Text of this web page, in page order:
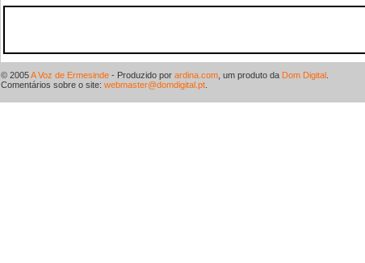
© 2005A Voz de Ermesinde - Produzido por ardina.com , um produto da Dom Digital
Comentários sobre o site: webmaster@domdigital.pt